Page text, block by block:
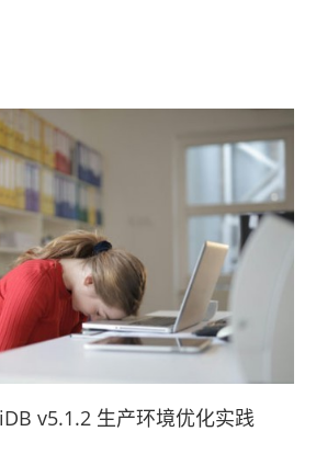
v5.1.2 生产环境优化实践